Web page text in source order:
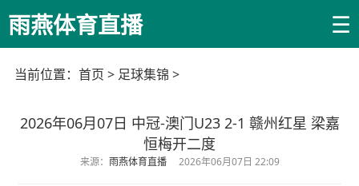
雨燕体育直播 ☰
当前位置： 首页 > 足球集锦 >
2026年06月07日 中冠-澳门U23 2-1 赣州红星 梁嘉
恒梅开二度
来源： 雨燕体育直播 2026年06月07日 22:09